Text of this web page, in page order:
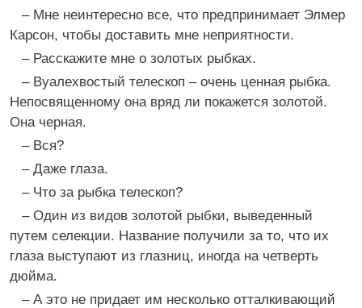
– Мне неинтересно все, что предпринимает Элмер
Карсон, чтобы доставить мне неприятности.
– Расскажите мне о золотых рыбках.
– Вуалехвостый телескоп – очень ценная рыбка.
Непосвященному она вряд ли покажется золотой.
Она черная.
– Вся?
– Даже глаза.
– Что за рыбка телескоп?
– Один из видов золотой рыбки, выведенный
путем селекции. Название получили за то, что их
глаза выступают из глазниц, иногда на четверть
дюйма.
– А это не придает им несколько отталкивающий